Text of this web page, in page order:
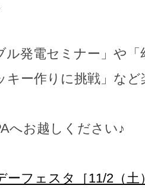
ル発電セミナー」や
キー作りに挑戦」な
へお越しください♪
ーフェスタ［11/2（土